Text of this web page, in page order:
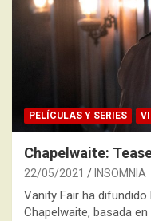
PELÍCULAS Y SERIES
Chapelwaite:
22/05/2021 INSOMNIA
Vanity Fair ha
Chapelwaite, basada